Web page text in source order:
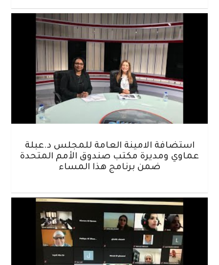
استضافة الامينة العامة للمجلس د.عبلة
عماوي ومديرة مكتب صندوق الأمم المتحدة
ضمن برنامج هذا المساء